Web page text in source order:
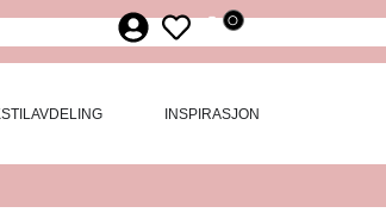
0
MerkerINSPIRASJON